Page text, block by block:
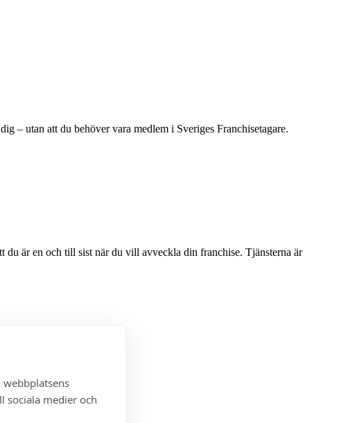
sociala medier och
– utan att du behöver vara medlem i Sveriges Franchisetagare.
du är en och till sist när du vill avveckla din franchise. Tjänsterna är